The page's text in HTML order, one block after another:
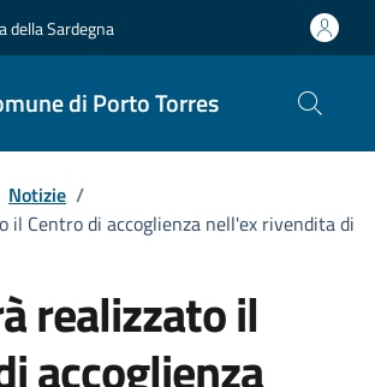
della Sardegna
di Porto Torres
Notizie /
il Centro di accoglienza nell'ex rivendita di
realizzato il
accoglienza